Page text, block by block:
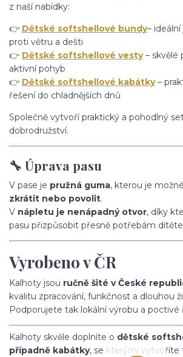
z naší nabídky:
👉 Dětské softshellové bundy–
proti větru a dešti
👉 Dětské softshellové vesty– skvělé
aktivní pohyb
👉 Dětské softshellové kabátky–
řešení do chladnějších dnů
Společně vytvoří praktický a pohodlný
dobrodružství.
🔧 Úprava pasu
V pase je pružná guma, kterou je možné
zkrátit nebo povolit.
V nápletu je nenápadný otvor, díky
pasu přizpůsobit přesně potřebám
Vyrobeno v ČR
Kalhoty jsou ručně šité v České
kvalitu zpracování, funkčnost a dlouhou
Podporujete tak lokální výrobu a poctivé
Kalhoty skvěle doplníte o dětské
případně kabátky, se kterými vytvoříte